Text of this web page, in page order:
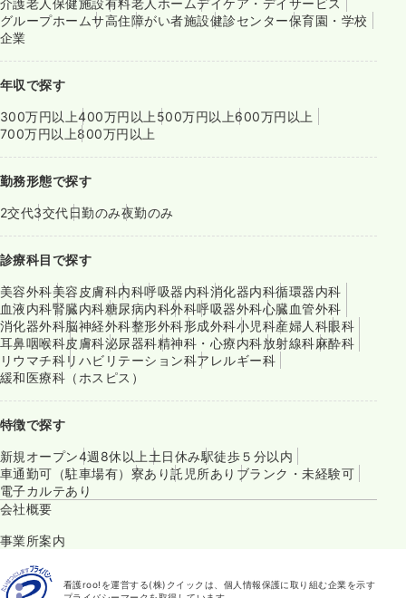
介護老人保健施設有料老人ホームデイケア・デイサービス
グループホームサ高住障がい者施設健診センター保育園・学校
企業
年収で探す
300万円以上400万円以上 500万円以上600万円以上
700万円以上800万円以上
勤務形態で探す
2交代3交代日勤のみ夜勤のみ
診療科目で探す
美容外科美容皮膚科内科呼吸器内科消化器内科循環器内科
血液内科腎臓内科糖尿病内科外科呼吸器外科心臓血管外科
消化器外科脳神経外科整形外科形成外科小児科産婦人科眼科
耳鼻咽喉科皮膚科泌尿器科精神科・心療内科放射線科麻酔科
リウマチ科リハビリテーション科アレルギー科
緩和医療科（ホスピス）
特徴で探す
新規オープン4週8休以上 土日休み駅徒歩５分以内
車通勤可（駐車場有） 寮あり託児所あり ブランク・未経験可
電子カルテあり
会社概要
事業所案内
看護roo!を運営する(株)クイックは、個人情報保護に取り組む企業を示す